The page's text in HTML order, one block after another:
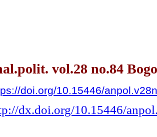
vol.28 no.84
doi.org/10.15446/
dx.doi.org/10.15446/